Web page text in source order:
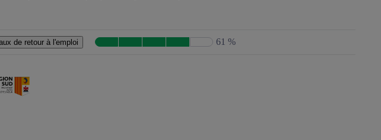
de retour à l'emploi 61 %